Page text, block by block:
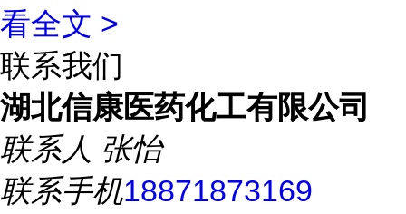
看全文 >
联系我们
湖北信康医药化工有限公司
联系人 张怡
联系手机18871873169